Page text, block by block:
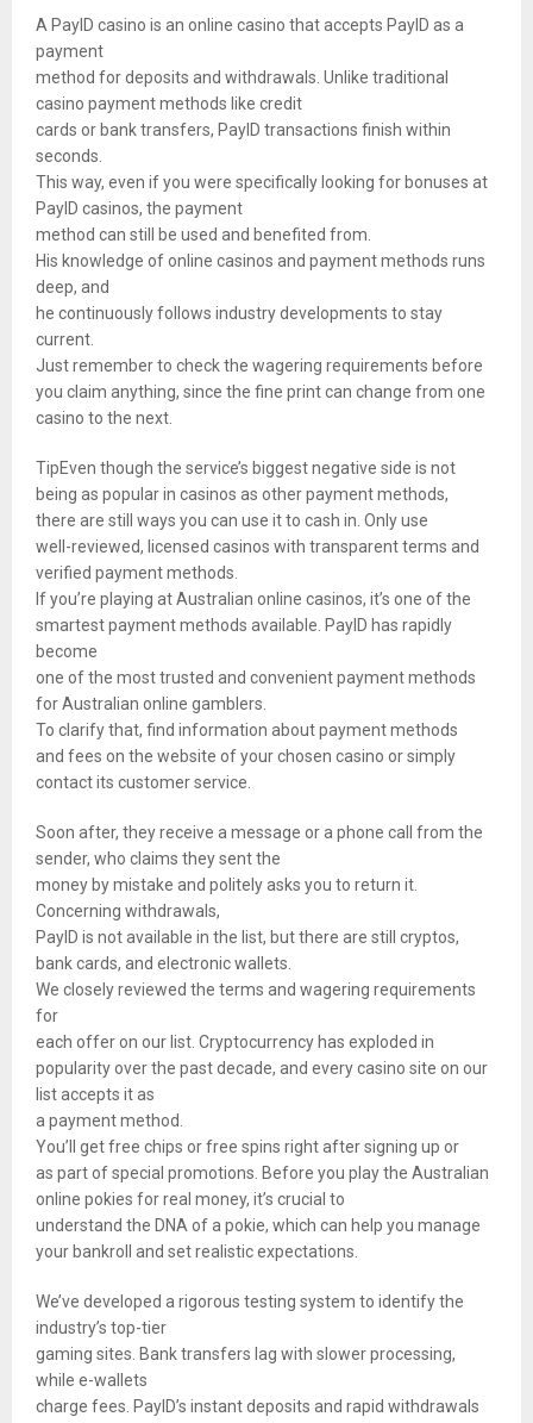
A PayID casino is an online casino that accepts PayID as a
payment
method for deposits and withdrawals. Unlike traditional
casino payment methods like credit
cards or bank transfers, PayID transactions finish within
seconds.
This way, even if you were specifically looking for bonuses at
PayID casinos, the payment
method can still be used and benefited from.
His knowledge of online casinos and payment methods runs
deep, and
he continuously follows industry developments to stay
current.
Just remember to check the wagering requirements before
you claim anything, since the fine print can change from one
casino to the next.
TipEven though the service’s biggest negative side is not
being as popular in casinos as other payment methods,
there are still ways you can use it to cash in. Only use
well-reviewed, licensed casinos with transparent terms and
verified payment methods.
If you’re playing at Australian online casinos, it’s one of the
smartest payment methods available. PayID has rapidly
become
one of the most trusted and convenient payment methods
for Australian online gamblers.
To clarify that, find information about payment methods
and fees on the website of your chosen casino or simply
contact its customer service.
Soon after, they receive a message or a phone call from the
sender, who claims they sent the
money by mistake and politely asks you to return it.
Concerning withdrawals,
PayID is not available in the list, but there are still cryptos,
bank cards, and electronic wallets.
We closely reviewed the terms and wagering requirements
for
each offer on our list. Cryptocurrency has exploded in
popularity over the past decade, and every casino site on our
list accepts it as
a payment method.
You’ll get free chips or free spins right after signing up or
as part of special promotions. Before you play the Australian
online pokies for real money, it’s crucial to
understand the DNA of a pokie, which can help you manage
your bankroll and set realistic expectations.
We’ve developed a rigorous testing system to identify the
industry’s top-tier
gaming sites. Bank transfers lag with slower processing,
while e-wallets
charge fees. PayID’s instant deposits and rapid withdrawals